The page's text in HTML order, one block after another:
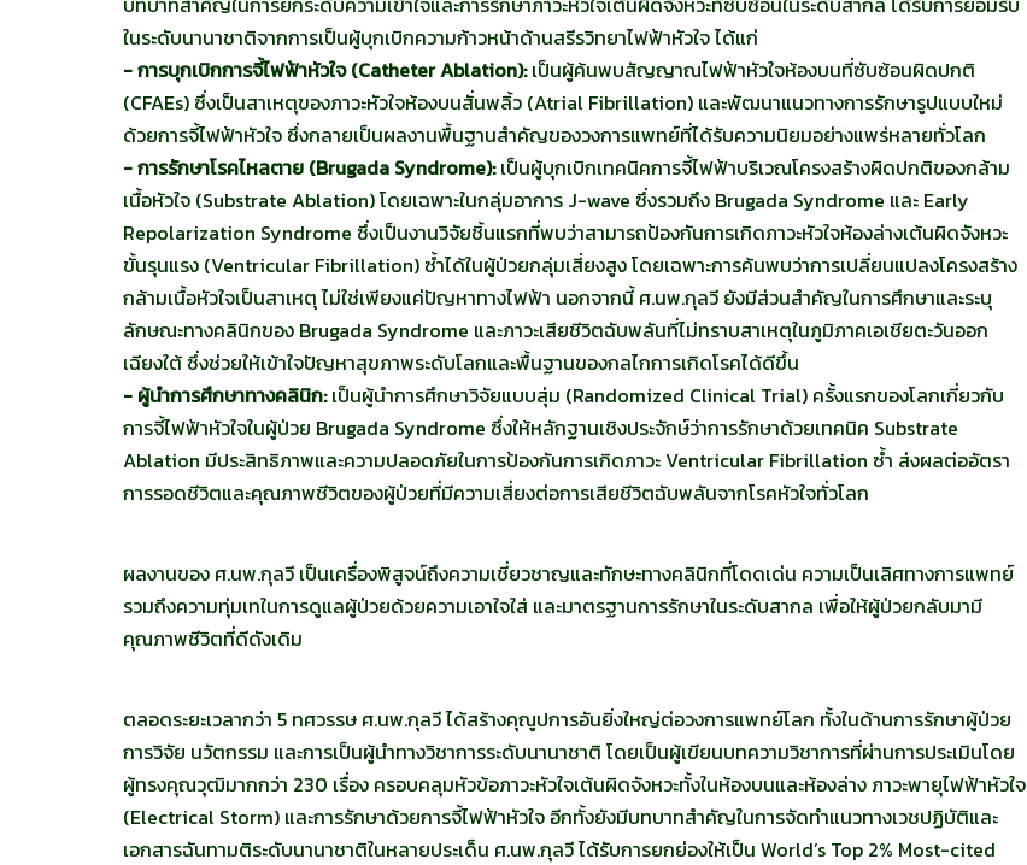
ในระดับนานาชาติจากการเป็นผู้บุกเบิกความก้าวหน้าด้านสรีรวิทยาไฟฟ้าหัวใจ ได้แก่
- การบุกเบิกการจี้ไฟฟ้าหัวใจ (Catheter Ablation):เป็นผู้ค้นพบสัญญาณไฟฟ้าหัวใจห้องบนที่ซับซ้อนผิดปกติ
(CFAEs) ซึ่งเป็นสาเหตุของภาวะหัวใจห้องบนสั่นพลิ้ว (Atrial Fibrillation) และพัฒนาแนวทางการรักษารูปแบบใหม่
ด้วยการจี้ไฟฟ้าหัวใจ ซึ่งกลายเป็นผลงานพื้นฐานสำคัญของวงการแพทย์ที่ได้รับความนิยมอย่างแพร่หลายทั่วโลก
- การรักษาโรคไหลตาย (Brugada Syndrome):เป็นผู้บุกเบิกเทคนิคการจี้ไฟฟ้าบริเวณโครงสร้างผิดปกติของกล้าม
เนื้อหัวใจ (Substrate Ablation) โดยเฉพาะในกลุ่มอาการ J-wave ซึ่งรวมถึง Brugada Syndrome และ Early
Repolarization Syndrome ซึ่งเป็นงานวิจัยชิ้นแรกที่พบว่าสามารถป้องกันการเกิดภาวะหัวใจห้องล่างเต้นผิดจังหวะ
ขั้นรุนแรง (Ventricular Fibrillation) ซ้ำได้ในผู้ป่วยกลุ่มเสี่ยงสูง โดยเฉพาะการค้นพบว่าการเปลี่ยนแปลงโครงสร้าง
กล้ามเนื้อหัวใจเป็นสาเหตุ ไม่ใช่เพียงแค่ปัญหาทางไฟฟ้า นอกจากนี้ ศ.นพ.กุลวี ยังมีส่วนสำคัญในการศึกษาและระบุ
ลักษณะทางคลินิกของ Brugada Syndrome และภาวะเสียชีวิตฉับพลันที่ไม่ทราบสาเหตุในภูมิภาคเอเชียตะวันออก
เฉียงใต้ ซึ่งช่วยให้เข้าใจปัญหาสุขภาพระดับโลกและพื้นฐานของกลไกการเกิดโรคได้ดีขึ้น
- ผู้นำการศึกษาทางคลินิก:เป็นผู้นำการศึกษาวิจัยแบบสุ่ม (Randomized Clinical Trial) ครั้งแรกของโลกเกี่ยวกับ
การจี้ไฟฟ้าหัวใจในผู้ป่วย Brugada Syndrome ซึ่งให้หลักฐานเชิงประจักษ์ว่าการรักษาด้วยเทคนิค Substrate
Ablation มีประสิทธิภาพและความปลอดภัยในการป้องกันการเกิดภาวะ Ventricular Fibrillation ซ้ำ ส่งผลต่ออัตรา
การรอดชีวิตและคุณภาพชีวิตของผู้ป่วยที่มีความเสี่ยงต่อการเสียชีวิตฉับพลันจากโรคหัวใจทั่วโลก
ผลงานของ ศ.นพ.กุลวี เป็นเครื่องพิสูจน์ถึงความเชี่ยวชาญและทักษะทางคลินิกที่โดดเด่น ความเป็นเลิศทางการแพทย์
รวมถึงความทุ่มเทในการดูแลผู้ป่วยด้วยความเอาใจใส่ และมาตรฐานการรักษาในระดับสากล เพื่อให้ผู้ป่วยกลับมามี
คุณภาพชีวิตที่ดีดังเดิม
ตลอดระยะเวลากว่า 5 ทศวรรษ ศ.นพ.กุลวี ได้สร้างคุณูปการอันยิ่งใหญ่ต่อวงการแพทย์โลก ทั้งในด้านการรักษาผู้ป่วย
การวิจัย นวัตกรรม และการเป็นผู้นำทางวิชาการระดับนานาชาติ โดยเป็นผู้เขียนบทความวิชาการที่ผ่านการประเมินโดย
ผู้ทรงคุณวุฒิมากกว่า 230 เรื่อง ครอบคลุมหัวข้อภาวะหัวใจเต้นผิดจังหวะทั้งในห้องบนและห้องล่าง ภาวะพายุไฟฟ้าหัวใจ
(Electrical Storm) และการรักษาด้วยการจี้ไฟฟ้าหัวใจ อีกทั้งยังมีบทบาทสำคัญในการจัดทำแนวทางเวชปฏิบัติและ
เอกสารฉันทามติระดับนานาชาติในหลายประเด็น ศ.นพ.กุลวี ได้รับการยกย่องให้เป็น World’s Top 2% Most-cited